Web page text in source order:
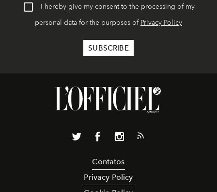
I hereby give my consent to the processing of my
personal data for the purposes of Privacy Policy
Contatos
Privacy Policy